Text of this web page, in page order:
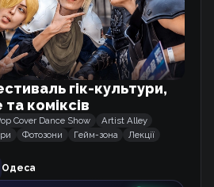
Кохання
другорядна героїня
гік-культури,
коміксів
Cover Dance Show
Artist Alley
Фотозони Гейм-зона
Лекції
Одеса